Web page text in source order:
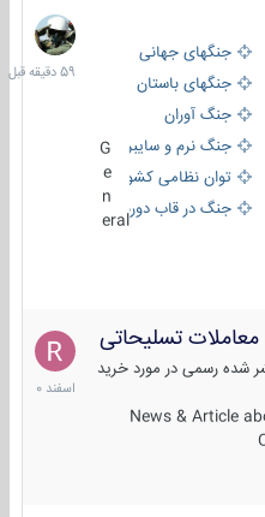
جنگهای جهانی
جنگهای باستان
جنگ آوران
جنگ نرم و سایبری
توان نظامی کشورها
جنگ در قاب دوربین
eral
59
دقیقه
قبل
تسلیحاتی
شده رسمی در مورد خرید
News & Article
7
اسفند
1400